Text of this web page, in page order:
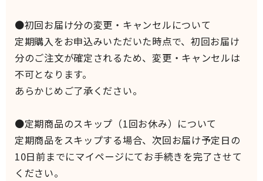
●初回お届け分の変更・キャンセルについて
定期購入をお申込みいただいた時点で、初回お届け
分のご注文が確定されるため、変更・キャンセルは
不可となります。
あらかじめご了承ください。
●定期商品のスキップ（1回お休み）について
定期商品をスキップする場合、次回お届け予定日の
10日前までにマイページにてお手続きを完了させて
ください。